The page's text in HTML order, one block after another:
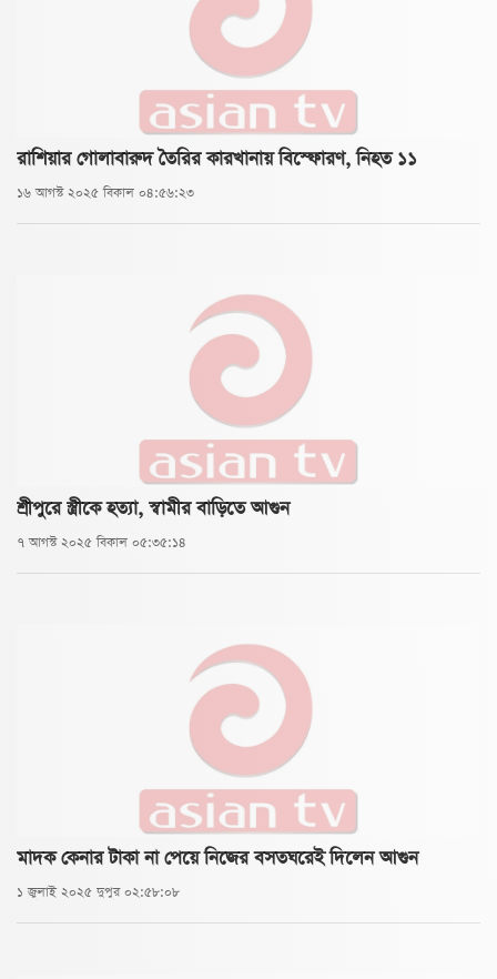
রাশিয়ার গোলাবারুদ তৈরির কারখানায় বিস্ফোরণ, নিহত ১১
১৬ আগস্ট ২০২৫ বিকাল ০৪:৫৬:২৩
শ্রীপুরে স্ত্রীকে হত্যা, স্বামীর বাড়িতে আগুন
৭ আগস্ট ২০২৫ বিকাল ০৫:৩৫:১৪
মাদক কেনার টাকা না পেয়ে নিজের বসতঘরেই দিলেন আগুন
১ জুলাই ২০২৫ দুপুর ০২:৫৮:০৮